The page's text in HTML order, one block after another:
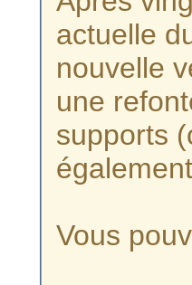
actuelle
nouvelle
une
supports
Vous